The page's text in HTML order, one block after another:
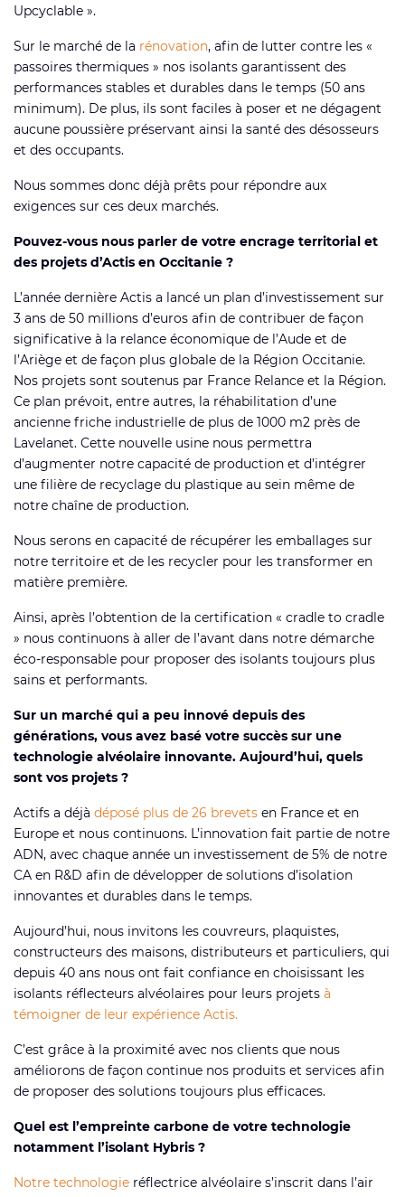
Upcyclable ».
Sur le marché de la rénovation, afin de lutter contre les «
passoires thermiques » nos isolants garantissent des
performances stables et durables dans le temps (50 ans
minimum). De plus, ils sont faciles à poser et ne dégagent
aucune poussière préservant ainsi la santé des désosseurs
et des occupants.
Nous sommes donc déjà prêts pour répondre aux
exigences sur ces deux marchés.
Pouvez-vous nous parler de votre encrage territorial et
des projets d’Actis en Occitanie ?
L’année dernière Actis a lancé un plan d’investissement sur
3 ans de 50 millions d’euros afin de contribuer de façon
significative à la relance économique de l’Aude et de
l’Ariège et de façon plus globale de la Région Occitanie.
Nos projets sont soutenus par France Relance et la Région.
Ce plan prévoit, entre autres, la réhabilitation d’une
ancienne friche industrielle de plus de 1000 m2 près de
Lavelanet. Cette nouvelle usine nous permettra
d’augmenter notre capacité de production et d’intégrer
une filière de recyclage du plastique au sein même de
notre chaîne de production.
Nous serons en capacité de récupérer les emballages sur
notre territoire et de les recycler pour les transformer en
matière première.
Ainsi, après l’obtention de la certification « cradle to cradle
» nous continuons à aller de l’avant dans notre démarche
éco-responsable pour proposer des isolants toujours plus
sains et performants.
Sur un marché qui a peu innové depuis des
générations, vous avez basé votre succès sur une
technologie alvéolaire innovante. Aujourd’hui, quels
sont vos projets ?
Actifs a déjà déposé plus de 26 brevets en France et en
Europe et nous continuons. L’innovation fait partie de notre
ADN, avec chaque année un investissement de 5% de notre
CA en R&D afin de développer de solutions d’isolation
innovantes et durables dans le temps.
Aujourd’hui, nous invitons les couvreurs, plaquistes,
constructeurs des maisons, distributeurs et particuliers, qui
depuis 40 ans nous ont fait confiance en choisissant les
isolants réflecteurs alvéolaires pour leurs projets à
témoigner de leur expérience Actis.
C’est grâce à la proximité avec nos clients que nous
améliorons de façon continue nos produits et services afin
de proposer des solutions toujours plus efficaces.
Quel est l’empreinte carbone de votre technologie
notamment l’isolant Hybris ?
Notre technologie réflectrice alvéolaire s’inscrit dans l’air